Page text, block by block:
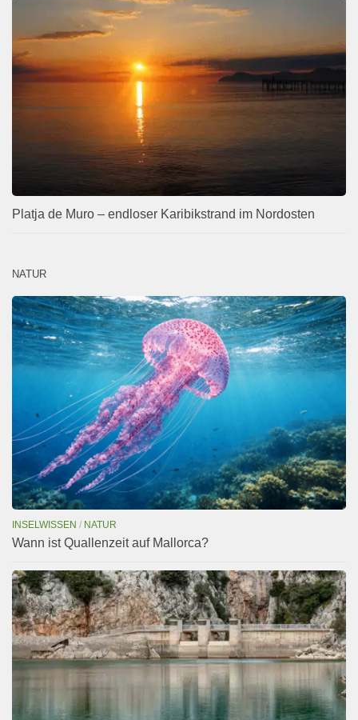
Platja de Muro – endloser Karibikstrand im Nordosten
NATUR
INSELWISSEN / NATUR
Wann ist Quallenzeit auf Mallorca?